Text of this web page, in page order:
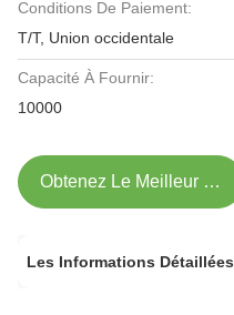
Conditions De Paiement:
T/T, Union occidentale
Capacité À Fournir:
10000
Obtenez Le Meilleur Prix
Les Informations Détaillées